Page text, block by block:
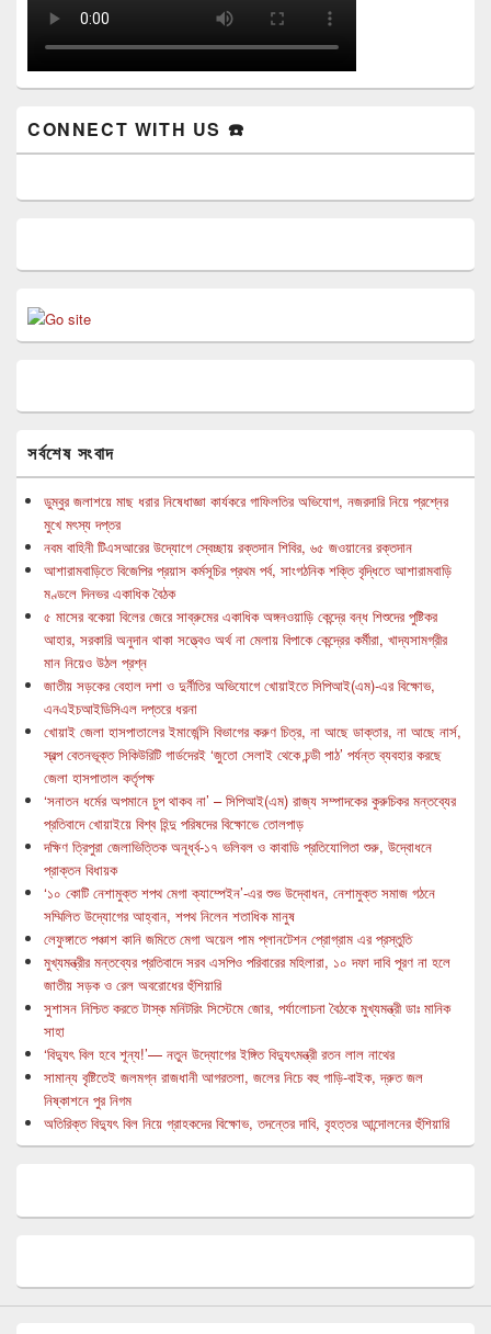
CONNECT WITH US ☎️
সর্বশেষ সংবাদ
ডুম্বুর জলাশয়ে মাছ ধরার নিষেধাজ্ঞা কার্যকরে গাফিলতির অভিযোগ, নজরদারি নিয়ে প্রশ্নের
মুখে মৎস্য দপ্তর
নবম বাহিনী টিএসআরের উদ্যোগে স্বেচ্ছায় রক্তদান শিবির, ৬৫ জওয়ানের রক্তদান
আশারামবাড়িতে বিজেপির প্রয়াস কর্মসূচির প্রথম পর্ব, সাংগঠনিক শক্তি বৃদ্ধিতে আশারামবাড়ি
মণ্ডলে দিনভর একাধিক বৈঠক
৫ মাসের বকেয়া বিলের জেরে সাব্রুমের একাধিক অঙ্গনওয়াড়ি কেন্দ্রে বন্ধ শিশুদের পুষ্টিকর
আহার, সরকারি অনুদান থাকা সত্ত্বেও অর্থ না মেলায় বিপাকে কেন্দ্রের কর্মীরা, খাদ্যসামগ্রীর
মান নিয়েও উঠল প্রশ্ন
জাতীয় সড়কের বেহাল দশা ও দুর্নীতির অভিযোগে খোয়াইতে সিপিআই(এম)-এর বিক্ষোভ,
এনএইচআইডিসিএল দপ্তরে ধরনা
খোয়াই জেলা হাসপাতালের ইমার্জেন্সি বিভাগের করুণ চিত্র, না আছে ডাক্তার, না আছে নার্স,
স্বল্প বেতনভূক্ত সিকিউরিটি গার্ডদেরই ‘জুতো সেলাই থেকে চন্ডী পাঠ’ পর্যন্ত ব্যবহার করছে
জেলা হাসপাতাল কর্তৃপক্ষ
‘সনাতন ধর্মের অপমানে চুপ থাকব না’ – সিপিআই(এম) রাজ্য সম্পাদকের কুরুচিকর মন্তব্যের
প্রতিবাদে খোয়াইয়ে বিশ্ব হিন্দু পরিষদের বিক্ষোভে তোলপাড়
দক্ষিণ ত্রিপুরা জেলাভিত্তিক অনূর্ধ্ব-১৭ ভলিবল ও কাবাডি প্রতিযোগিতা শুরু, উদ্বোধনে
প্রাক্তন বিধায়ক
‘১০ কোটি নেশামুক্ত শপথ মেগা ক্যাম্পেইন’-এর শুভ উদ্বোধন, নেশামুক্ত সমাজ গঠনে
সম্মিলিত উদ্যোগের আহ্বান, শপথ নিলেন শতাধিক মানুষ
লেফুঙ্গাতে পঞ্চাশ কানি জমিতে মেগা অয়েল পাম প্লানটেশন প্রোগ্রাম এর প্রস্তুতি
মুখ্যমন্ত্রীর মন্তব্যের প্রতিবাদে সরব এসপিও পরিবারের মহিলারা, ১০ দফা দাবি পূরণ না হলে
জাতীয় সড়ক ও রেল অবরোধের হুঁশিয়ারি
সুশাসন নিশ্চিত করতে টাস্ক মনিটরিং সিস্টেমে জোর, পর্যালোচনা বৈঠকে মুখ্যমন্ত্রী ডাঃ মানিক
সাহা
‘বিদ্যুৎ বিল হবে শূন্য!’— নতুন উদ্যোগের ইঙ্গিত বিদ্যুৎমন্ত্রী রতন লাল নাথের
সামান্য বৃষ্টিতেই জলমগ্ন রাজধানী আগরতলা, জলের নিচে বহু গাড়ি-বাইক, দ্রুত জল
নিষ্কাশনে পুর নিগম
অতিরিক্ত বিদ্যুৎ বিল নিয়ে গ্রাহকদের বিক্ষোভ, তদন্তের দাবি, বৃহত্তর আন্দোলনের হুঁশিয়ারি